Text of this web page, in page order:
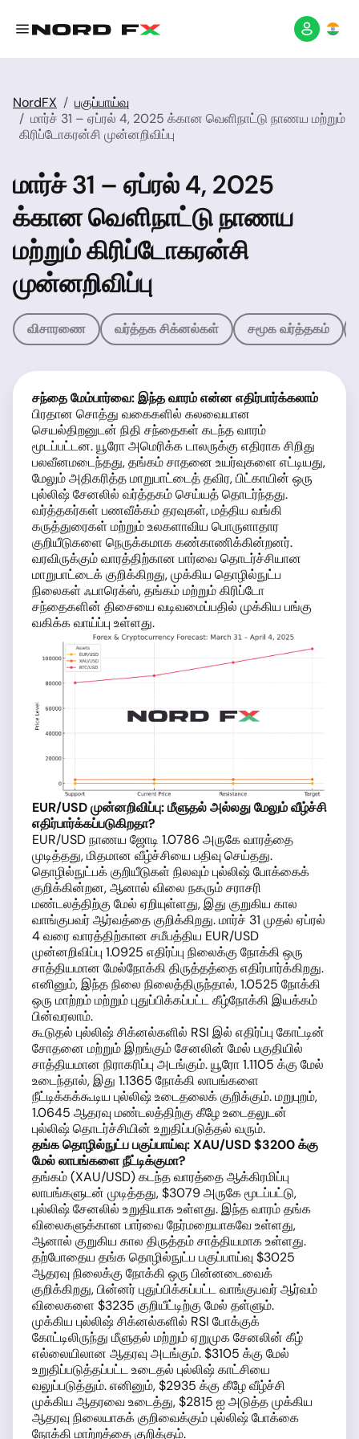
NordFX
பகுப்பாய்வு
மார்ச் 31 – ஏப்ரல் 4, 2025 க்கான வெளிநாட்டு நாணய மற்றும்
கிரிப்டோகரன்சி முன்னறிவிப்பு
மார்ச் 31 – ஏப்ரல் 4, 2025
க்கான வெளிநாட்டு நாணய
மற்றும் கிரிப்டோகரன்சி
முன்னறிவிப்பு
விசாரணை வர்த்தக சிக்னல்கள் சமூக வர்த்தகம்
சந்தை மேம்பார்வை: இந்த வாரம் என்ன எதிர்பார்க்கலாம்
பிரதான சொத்து வகைகளில் கலவையான
செயல்திறனுடன் நிதி சந்தைகள் கடந்த வாரம்
மூடப்பட்டன. யூரோ அமெரிக்க டாலருக்கு எதிராக சிறிது
பலவீனமடைந்தது, தங்கம் சாதனை உயர்வுகளை எட்டியது,
மேலும் அதிகரித்த மாறுபாட்டைத் தவிர, பிட்காயின் ஒரு
புல்லிஷ் சேனலில் வர்த்தகம் செய்யத் தொடர்ந்தது.
வர்த்தகர்கள் பணவீக்கம் தரவுகள், மத்திய வங்கி
கருத்துரைகள் மற்றும் உலகளாவிய பொருளாதார
குறியீடுகளை நெருக்கமாக கண்காணிக்கின்றனர்.
வரவிருக்கும் வாரத்திற்கான பார்வை தொடர்ச்சியான
மாறுபாட்டைக் குறிக்கிறது, முக்கிய தொழில்நுட்ப
நிலைகள் ஃபாரெக்ஸ், தங்கம் மற்றும் கிரிப்டோ
சந்தைகளின் திசையை வடிவமைப்பதில் முக்கிய பங்கு
வகிக்க வாய்ப்பு உள்ளது.
EUR/USD முன்னறிவிப்பு: மீளுதல் அல்லது மேலும் வீழ்ச்சி
எதிர்பார்க்கப்படுகிறதா?
EUR/USD நாணய ஜோடி 1.0786 அருகே வாரத்தை
முடித்தது, மிதமான வீழ்ச்சியை பதிவு செய்தது.
தொழில்நுட்பக் குறியீடுகள் நிலவும் புல்லிஷ் போக்கைக்
குறிக்கின்றன, ஆனால் விலை நகரும் சராசரி
மண்டலத்திற்கு மேல் ஏறியுள்ளது, இது குறுகிய கால
வாங்குபவர் ஆர்வத்தை குறிக்கிறது. மார்ச் 31 முதல் ஏப்ரல்
4 வரை வாரத்திற்கான சமீபத்திய EUR/USD
முன்னறிவிப்பு 1.0925 எதிர்ப்பு நிலைக்கு நோக்கி ஒரு
சாத்தியமான மேல்நோக்கி திருத்தத்தை எதிர்பார்க்கிறது.
எனினும், இந்த நிலை நிலைத்திருந்தால், 1.0525 நோக்கி
ஒரு மாற்றம் மற்றும் புதுப்பிக்கப்பட்ட கீழ்நோக்கி இயக்கம்
பின்வரலாம்.
கூடுதல் புல்லிஷ் சிக்னல்களில் RSI இல் எதிர்ப்பு கோட்டின்
சோதனை மற்றும் இறங்கும் சேனலின் மேல் பகுதியில்
சாத்தியமான நிராகரிப்பு அடங்கும். யூரோ 1.1105 க்கு மேல்
உடைந்தால், இது 1.1365 நோக்கி லாபங்களை
நீட்டிக்கக்கூடிய புல்லிஷ் உடைதலைக் குறிக்கும். மறுபுறம்,
1.0645 ஆதரவு மண்டலத்திற்கு கீழே உடைதலுடன்
புல்லிஷ் தொடர்ச்சியின் உறுதிப்படுத்தல் வரும்.
தங்க தொழில்நுட்ப பகுப்பாய்வு: XAU/USD $3200 க்கு
மேல் லாபங்களை நீட்டிக்குமா?
தங்கம் (XAU/USD) கடந்த வாரத்தை ஆக்கிரமிப்பு
லாபங்களுடன் முடித்தது, $3079 அருகே மூடப்பட்டு,
புல்லிஷ் சேனலில் உறுதியாக உள்ளது. இந்த வாரம் தங்க
விலைகளுக்கான பார்வை நேர்மறையாகவே உள்ளது,
ஆனால் குறுகிய கால திருத்தம் சாத்தியமாக உள்ளது.
தற்போதைய தங்க தொழில்நுட்ப பகுப்பாய்வு $3025
ஆதரவு நிலைக்கு நோக்கி ஒரு பின்னடைவைக்
குறிக்கிறது, பின்னர் புதுப்பிக்கப்பட்ட வாங்குபவர் ஆர்வம்
விலைகளை $3235 குறியீட்டிற்கு மேல் தள்ளும்.
முக்கிய புல்லிஷ் சிக்னல்களில் RSI போக்குக்
கோட்டிலிருந்து மீளுதல் மற்றும் ஏறுமுக சேனலின் கீழ்
எல்லையிலான ஆதரவு அடங்கும். $3105 க்கு மேல்
உறுதிப்படுத்தப்பட்ட உடைதல் புல்லிஷ் காட்சியை
வலுப்படுத்தும். எனினும், $2935 க்கு கீழே வீழ்ச்சி
முக்கிய ஆதரவை உடைத்து, $2815 ஐ அடுத்த முக்கிய
ஆதரவு நிலையாகக் குறிவைக்கும் புல்லிஷ் போக்கை
நோக்கி மாற்றத்தை குறிக்கும்.